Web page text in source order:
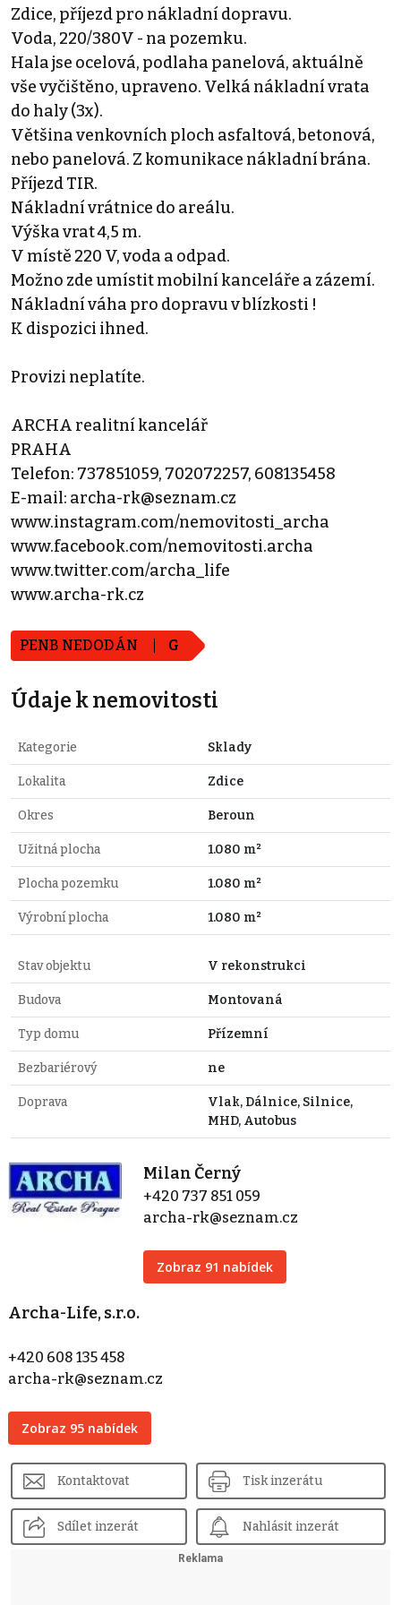
Zdice, příjezd pro nákladní dopravu.
Voda, 220/380V - na pozemku.
Hala jse ocelová, podlaha panelová, aktuálně
vše vyčištěno, upraveno. Velká nákladní vrata
do haly (3x).
Většina venkovních ploch asfaltová, betonová,
nebo panelová. Z komunikace nákladní brána.
Příjezd TIR.
Nákladní vrátnice do areálu.
Výška vrat 4,5 m.
V místě 220 V, voda a odpad.
Možno zde umístit mobilní kanceláře a zázemí.
Nákladní váha pro dopravu v blízkosti !
K dispozici ihned.
Provizi neplatíte.
ARCHA realitní kancelář
PRAHA
Telefon: 737851059, 702072257, 608135458
E-mail: archa-rk@seznam.cz
www.instagram.com/nemovitosti_archa
www.facebook.com/nemovitosti.archa
www.twitter.com/archa_life
www.archa-rk.cz
PENB NEDODÁN G
Údaje k nemovitosti
Kategorie Sklady
Lokalita Zdice
Okres Beroun
Užitná plocha 1.080 m²
Plocha pozemku 1.080 m²
Výrobní plocha 1.080 m²
Stav objektu V rekonstrukci
Budova Montovaná
Typ domu Přízemní
Bezbariérový ne
Doprava
Vlak, Dálnice, Silnice,
MHD, Autobus
Milan Černý
+420 737 851 059
archa-rk@seznam.cz
Zobraz 91 nabídek
Archa-Life, s.r.o.
+420 608 135 458
archa-rk@seznam.cz
Zobraz 95 nabídek
Kontaktovat Tisk inzerátu
Sdílet inzerát Nahlásit inzerát